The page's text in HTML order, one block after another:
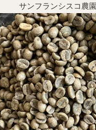
サンフランシスコ農